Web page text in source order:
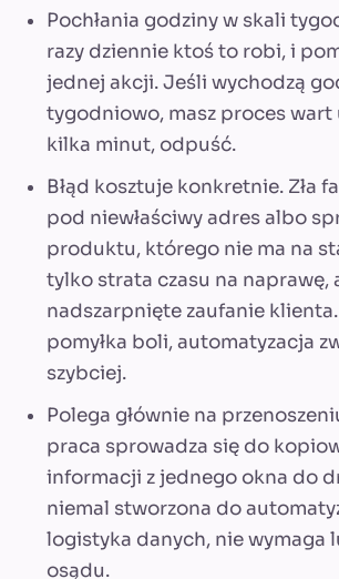
Pochłania godziny w skali
razy dziennie ktoś to robi, i
jednej akcji. Jeśli wychodzą
tygodniowo, masz proces wart
kilka minut, odpuść.
Błąd kosztuje konkretnie. Zła
pod niewłaściwy adres albo
produktu, którego nie ma na
tylko strata czasu na naprawę,
nadszarpnięte zaufanie
pomyłka boli, automatyzacja
szybciej.
Polega głównie na
praca sprowadza się do
informacji z jednego okna do
niemal stworzona do
logistyka danych, nie wymaga
osądu.